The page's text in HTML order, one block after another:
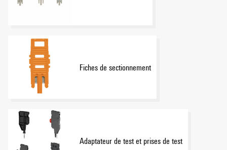
Fiches de sectionnement
Adaptateur de test et prises de test